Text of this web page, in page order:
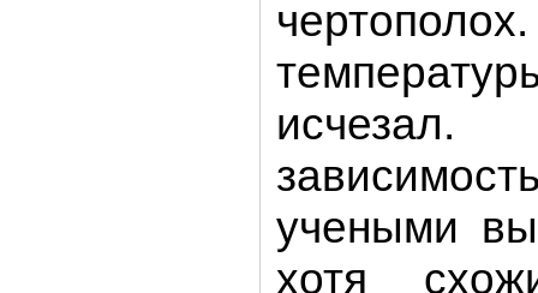
исчезал.
учеными
хотя